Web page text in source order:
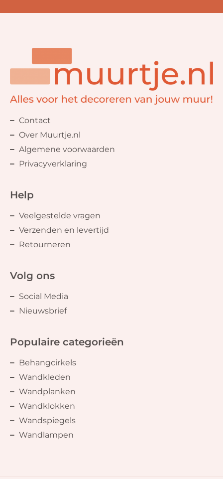
Contact
Over Muurtje.nl
Algemene voorwaarden
Privacyverklaring
Help
Veelgestelde vragen
Verzenden en levertijd
Retourneren
Volg ons
Social Media
Nieuwsbrief
Populaire categorieën
Behangcirkels
Wandkleden
Wandplanken
Wandklokken
Wandspiegels
Wandlampen